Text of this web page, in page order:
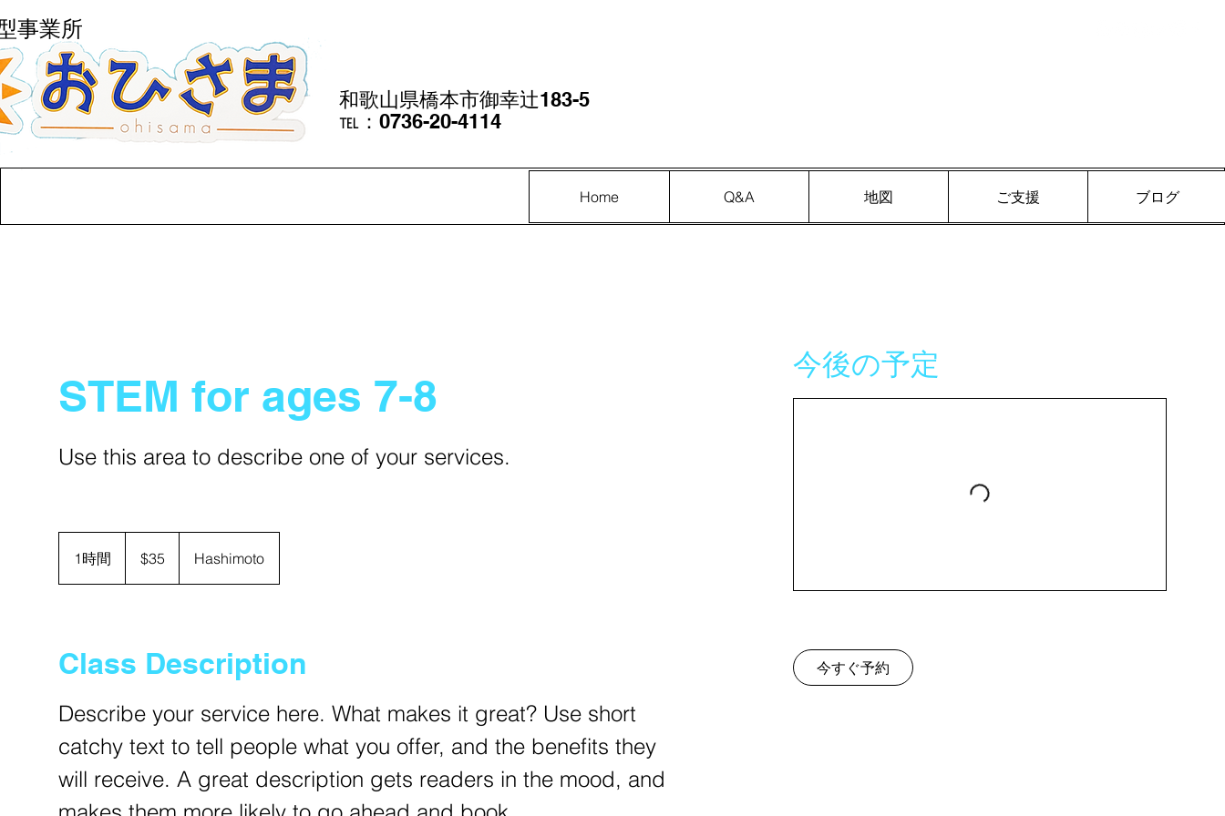
事業所
Home Q&A 地図 ご支援 ブログ
℡：0736-20-4114
​和歌山県橋本市御幸辻183-5
STEM for ages 7-8
Use this area to describe one of your services.
1時間
時
$35 Hashimoto
Class Description
Describe your service here. What makes it great? Use short
catchy text to tell people what you offer, and the benefits they
will receive. A great description gets readers in the mood, and
今後の予定
今すぐ予約